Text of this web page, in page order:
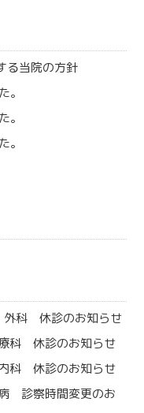
る当院の方針
。
。
。
科 休診のお知らせ
科 休診のお知らせ
科 休診のお知らせ
診察時間変更のお